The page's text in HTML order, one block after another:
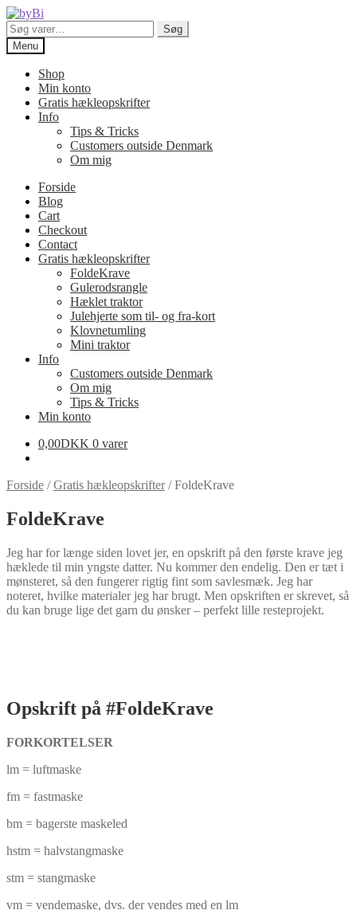
Spring
til
navigation
Spring
til
indhold
Søg
efter:
Søg
Menu
Shop
Min konto
Gratis hækleopskrifter
Info
Tips & Tricks
Customers outside Denmark
Om mig
Forside
Blog
Cart
Checkout
Contact
Gratis hækleopskrifter
FoldeKrave
Gulerodsrangle
Hæklet traktor
Julehjerte som til- og fra-kort
Klovnetumling
Mini traktor
Info
Customers outside Denmark
Om mig
Tips & Tricks
Min konto
0,00DKK 0 varer
Forside /Gratis hækleopskrifter/FoldeKrave
FoldeKrave
Jeg har for længe siden lovet jer, en opskrift på den første krave jeg
hæklede til min yngste datter. Nu kommer den endelig. Den er tæt i
mønsteret, så den fungerer rigtig fint som savlesmæk. Jeg har
noteret, hvilke materialer jeg har brugt. Men opskriften er skrevet, så
du kan bruge lige det garn du ønsker – perfekt lille resteprojekt.
Opskrift på #FoldeKrave
FORKORTELSER
lm = luftmaske
fm = fastmaske
bm = bagerste maskeled
hstm = halvstangmaske
stm = stangmaske
vm = vendemaske, dvs. der vendes med en lm